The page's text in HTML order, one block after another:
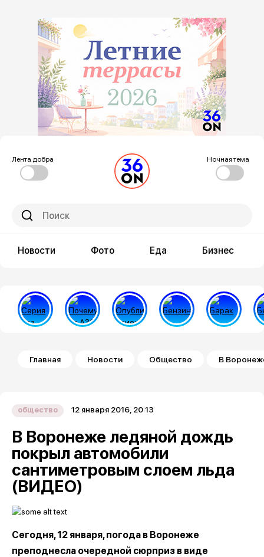
Лента добра Ночная тема
Новости Фото Еда Бизнес
Строка навигации
Главная Новости Общество В
общество 12 января 2016, 20:13
В Воронеже ледяной дождь
покрыл автомобили
сантиметровым слоем льда
(ВИДЕО)
Сегодня, 12 января, погода в Воронеже
преподнесла очередной сюрприз в виде